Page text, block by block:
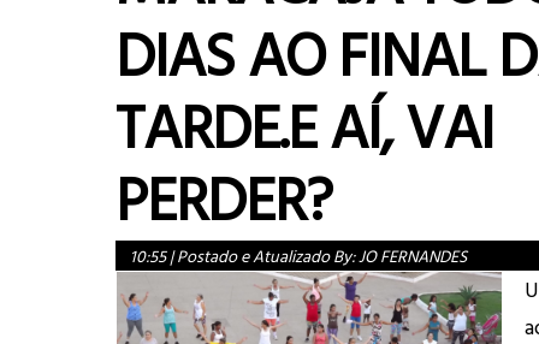
DIAS AO FINAL
TARDE.E AÍ, VAI
PERDER?
10:55|Postado e Atualizado By:JO FERNANDES